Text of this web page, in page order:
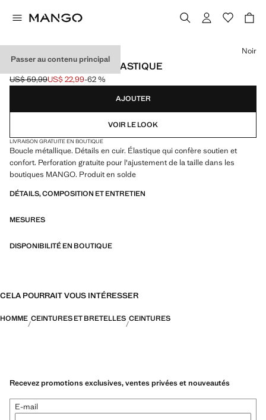
Passer au contenu principal
CEINTURE TRESSÉE ÉLASTIQUE
Prix initial barré [US$ 59,99 ]
US$ 59,99
Prix actuel [US$ 22,99 ]
US$ 22,99-62 %
Choisissez une couleur
Noir
AJOUTER
VOIR LE LOOK
LIVRAISON GRATUITE EN BOUTIQUE
Boucle métallique. Détails en cuir. Élastique qui confère soutien et
confort. Perforation gratuite pour l'ajustement de la taille dans les
boutiques MANGO. Produit en solde
DÉTAILS, COMPOSITION ET ENTRETIEN
MESURES
DISPONIBILITÉ EN BOUTIQUE
CELA POURRAIT VOUS INTÉRESSER
HOMME CEINTURES ET BRETELLES CEINTURES
Recevez promotions exclusives, ventes privées et nouveautés
E-mail